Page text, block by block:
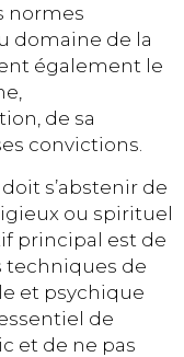
normes
domaine de la
également le
de sa
convictions.
s’abstenir de
ou spirituel
principal est de
techniques de
et psychique
de
et de ne pas